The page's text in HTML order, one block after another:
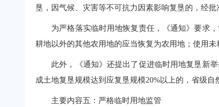
垦，因气候、灾害等不可抗力因素影响复垦的，经批
为严格落实临时用地恢复责任，《通知》要求，“
耕地以外的其他农用地的应当恢复为农用地；使用
此外，《通知》还提出了促进临时用地复垦新举
成土地复垦规模达到应复垦规模20%以上的，省级
主要内容五：严格临时用地监管